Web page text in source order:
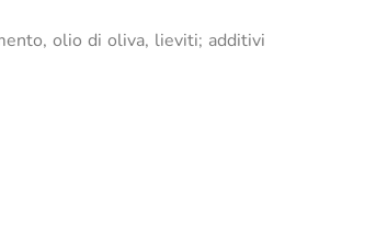
olio di oliva, lieviti; additivi